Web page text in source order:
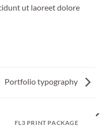
ut laoreet dolore
Portfolio typography
FL3 PRINT PACKAGE